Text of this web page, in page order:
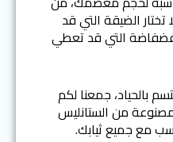
الضيقة التي قد
التي قد تعطي
بالحياد، جمعنا لكم
من الستانليس
مع جميع ثيابك.